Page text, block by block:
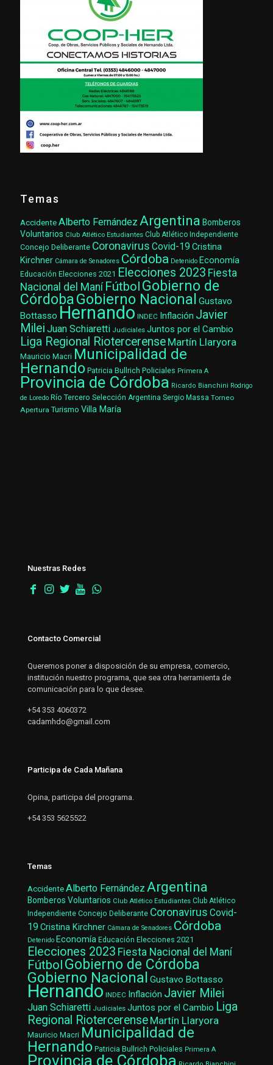
Temas
AccidenteAlberto Fernández Argentina Bomberos
Voluntarios Club Atlético Estudiantes Club Atlético Independiente
Concejo Deliberante Coronavirus Covid-19 Cristina
Kirchner Cámara de Senadores Córdoba Detenido Economía
Educación Elecciones 2021 Elecciones 2023 Fiesta
Nacional del Maní Fútbol Gobierno de
CórdobaGobierno Nacional Gustavo
Bottasso Hernando INDEC Inflación Javier
Milei Juan Schiaretti Judiciales Juntos por el Cambio
Liga Regional Riotercerense Martín Llaryora
Mauricio Macri Municipalidad de
Hernando Patricia Bullrich Policiales Primera A
Provincia de Córdoba Ricardo Bianchini Rodrigo
de Loredo Río Tercero Selección Argentina Sergio Massa Torneo
Apertura Turismo Villa María
Nuestras Redes
Contacto Comercial
Queremos poner a disposición de su empresa, comercio,
institución nuestro programa, que sea otra herramienta de
comunicación para lo que desee.
+54 353 4060372
cadamhdo@gmail.com
Participa de Cada Mañana
Opina, participa del programa.
+54 353 5625522
Temas
AccidenteAlberto Fernández Argentina
Bomberos Voluntarios Club Atlético Estudiantes Club Atlético
Independiente Concejo Deliberante Coronavirus Covid-
19 Cristina Kirchner Cámara de Senadores Córdoba
Detenido Economía Educación Elecciones 2021
Elecciones 2023 Fiesta Nacional del Maní
Fútbol Gobierno de Córdoba
Gobierno Nacional Gustavo Bottasso
Hernando INDEC Inflación Javier Milei
Juan Schiaretti Judiciales Juntos por el Cambio Liga
Regional Riotercerense Martín Llaryora
Mauricio Macri Municipalidad de
Hernando Patricia Bullrich Policiales Primera A
Provincia de Córdoba